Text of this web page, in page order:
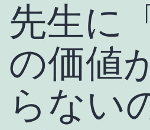
先生に
の価値
らない